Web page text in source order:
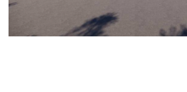
爭，跨國語言能力與科技素養已是
源的強烈渴求，讓「高雄新市鎮」